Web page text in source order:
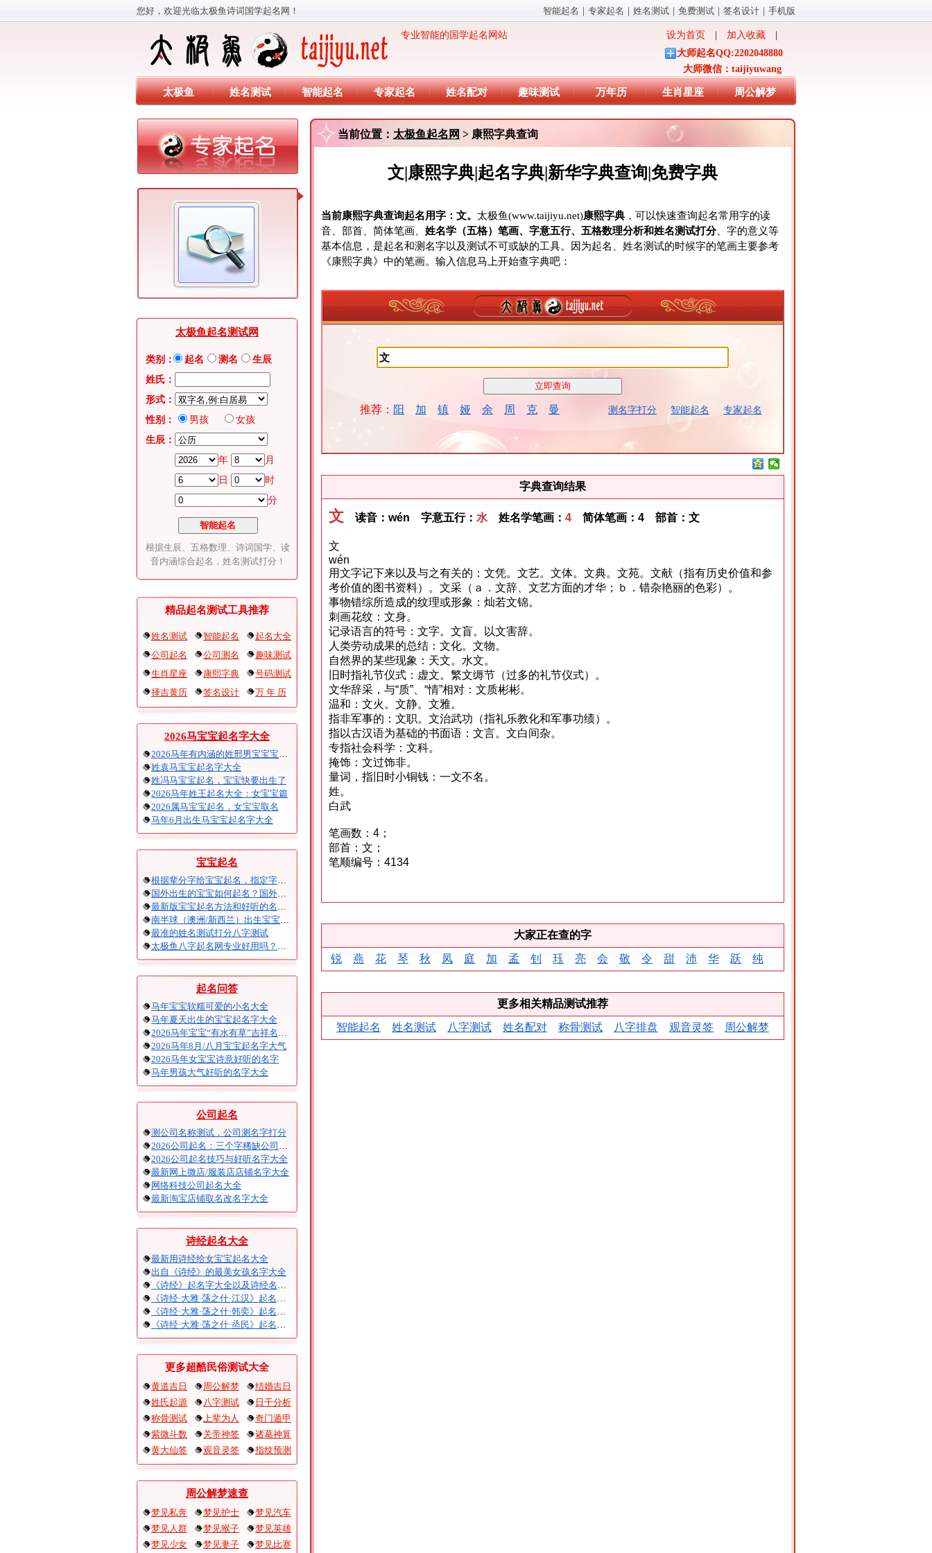
智能起名 ｜ 专家起名 ｜ 姓名测试 ｜ 免费测试 ｜ 签名设计 ｜ 手机版
您好，欢迎光临太极鱼诗词国学起名网！
专业智能的国学起名网站 设为首页 加入收藏
大师起名QQ:2202048880
大师微信：taijiyuwang
太极鱼 姓名测试 智能起名 专家起名 姓名配对 趣味测试 万年历 生肖星座 周公解梦
太极鱼起名测试网
类别： 起名 测名
生辰
姓氏：
形式：
性别：
男孩
女孩
生辰：
年
月
日
时
分
根据生辰、五格数理、诗词国学、读
音内涵综合起名，姓名测试打分！
精品起名测试工具推荐
姓名测试 智能起名
起名大全
公司起名
公司测名
趣味测试
生肖星座
康熙字典
号码测试
择吉黄历
签名设计 万 年 历
2026马宝宝起名字大全
2026马年有内涵的姓邢男宝宝宝起名
姓袁马宝宝起名字大全
姓冯马宝宝起名，宝宝快要出生了
2026马年姓王起名大全：女宝宝篇
2026属马宝宝起名，女宝宝取名
马年6月出生马宝宝起名字大全
宝宝起名
根据辈分字给宝宝起名，指定字宝宝起名大全
国外出生的宝宝如何起名？国外出生宝宝八字起名时间怎么算？
最新版宝宝起名方法和好听的名字精选
南半球（澳洲/新西兰）出生宝宝五行八字起名以及时间推算
最准的姓名测试打分八字测试
太极鱼八字起名网专业好用吗？太极鱼起名怎么样？
起名问答
马年宝宝软糯可爱的小名大全
马年夏天出生的宝宝起名字大全
2026马年宝宝“有水有草”吉祥名字大全
2026马年8月/八月宝宝起名字大气
2026马年女宝宝诗意好听的名字
马年男孩大气好听的名字大全
公司起名
测公司名称测试，公司测名字打分
2026公司起名：三个字稀缺公司名大全
2026公司起名技巧与好听名字大全
最新网上微店/服装店店铺名字大全
网络科技公司起名大全
最新淘宝店铺取名改名字大全
诗经起名大全
最新用诗经给女宝宝起名大全
出自《诗经》的最美女孩名字大全
《诗经》起名字大全以及诗经名句赏析
《诗经·大雅·荡之什·江汉》起名大全以及赏析
《诗经·大雅·荡之什·韩奕》起名大全以及赏析
《诗经·大雅·荡之什·烝民》起名大全以及赏析
更多超酷民俗测试大全
黄道吉日 周公解梦
结婚吉日
姓氏起源
八字测试
日干分析
称骨测试
上辈为人
奇门遁甲
紫微斗数
关帝神签
诸葛神算
黄大仙签
观音灵签 指纹预测
周公解梦速查
梦见私奔 梦见护士
梦见汽车
梦见人群
梦见猴子
梦见英雄
梦见少女
梦见妻子 梦见比赛
当前位置： 太极鱼起名网 > 康熙字典查询
文|康熙字典|起名字典|新华字典查询|免费字典
当前康熙字典查询起名用字：文。 太极鱼(www.taijiyu.net)康熙字典 ，可以快速查询起名常用字的读
音、部首、简体笔画、 姓名学（五格）笔画、字意五行、五格数理分析和姓名测试打分、字的意义等
基本信息，是起名和测名字以及测试不可或缺的工具。因为起名、姓名测试的时候字的笔画主要参考
《康熙字典》中的笔画。输入信息马上开始查字典吧：
测名字打分 智能起名 专家起名
推荐： 阳 加 镇 娅 余 周 克 曼
字典查询结果
文 读音：wén 字意五行： 水 姓名学笔画： 4 简体笔画：4 部首：文
文
wén
用文字记下来以及与之有关的：文凭。文艺。文体。文典。文苑。文献（指有历史价值和参
考价值的图书资料）。文采（ａ．文辞、文艺方面的才华；ｂ．错杂艳丽的色彩）。
事物错综所造成的纹理或形象：灿若文锦。
刺画花纹：文身。
记录语言的符号：文字。文盲。以文害辞。
人类劳动成果的总结：文化。文物。
自然界的某些现象：天文。水文。
旧时指礼节仪式：虚文。繁文缛节（过多的礼节仪式）。
文华辞采，与“质”、“情”相对：文质彬彬。
温和：文火。文静。文雅。
指非军事的：文职。文治武功（指礼乐教化和军事功绩）。
指以古汉语为基础的书面语：文言。文白间杂。
专指社会科学：文科。
掩饰：文过饰非。
量词，指旧时小铜钱：一文不名。
姓。
白武
笔画数：4；
部首：文；
笔顺编号：4134
大家正在查的字
锐
燕 花 琴 秋 凤 庭 加 孟 钊 珏 亮 会 敬 令 甜 沛 华 跃 纯
更多相关精品测试推荐
智能起名
姓名测试 八字测试 姓名配对 称骨测试 八字排盘 观音灵签 周公解梦